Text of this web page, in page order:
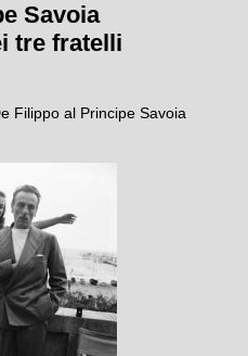
Savoia
tre fratelli
Filippo al Principe Savoia